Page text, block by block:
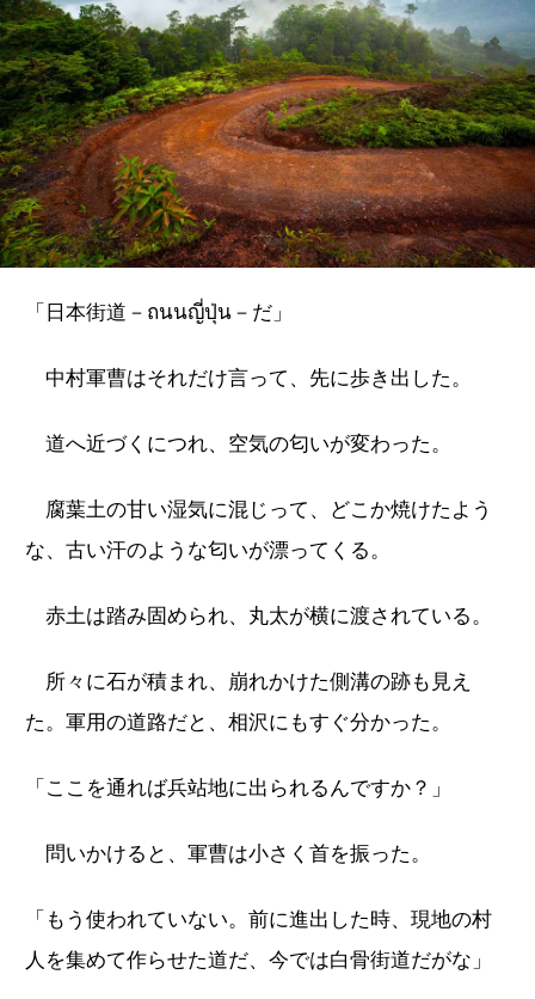
「日本街道－ถนนญี่ปุ่น－だ」
中村軍曹はそれだけ言って、先に歩き出した。
道へ近づくにつれ、空気の匂いが変わった。
腐葉土の甘い湿気に混じって、どこか焼けたよう
な、古い汗のような匂いが漂ってくる。
赤土は踏み固められ、丸太が横に渡されている。
所々に石が積まれ、崩れかけた側溝の跡も見え
た。軍用の道路だと、相沢にもすぐ分かった。
「ここを通れば兵站地に出られるんですか？」
問いかけると、軍曹は小さく首を振った。
「もう使われていない。前に進出した時、現地の村
人を集めて作らせた道だ、今では白骨街道だがな」